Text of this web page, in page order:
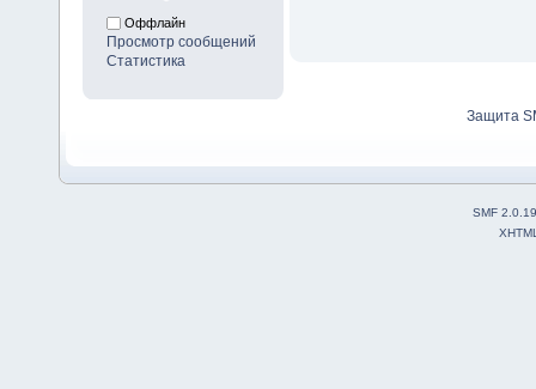
Оффлайн
Просмотр сообщений
Статистика
Защита
SMF 2.0.19